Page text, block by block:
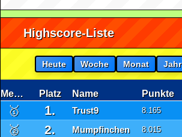
Highscore-Liste
Heute Woche Monat Jahr
Medaille Platz Name Punkte
🥇 1. Trust9 8.165
🥈 2. Mumpfinchen 8.015